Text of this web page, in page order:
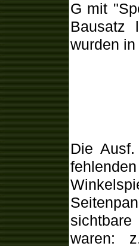
G mit
Bausatz
wurden
Die
waren: